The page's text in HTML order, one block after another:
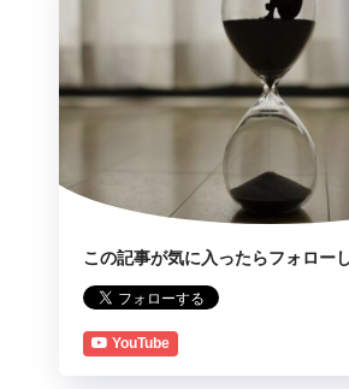
この記事が気に入ったらフォロー
YouTube